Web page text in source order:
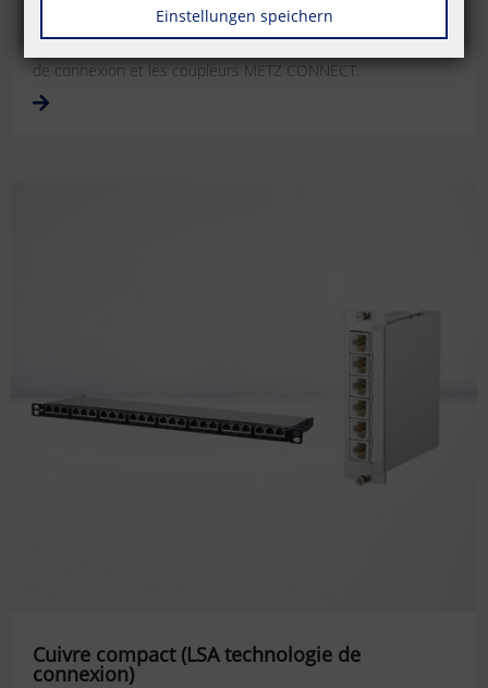
de connexion et les coupleurs METZ CONNECT.
Cuivre compact (LSA technologie de
connexion)
Einstellungen speichern